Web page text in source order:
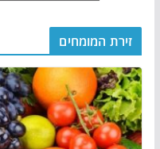
זירת המומחים